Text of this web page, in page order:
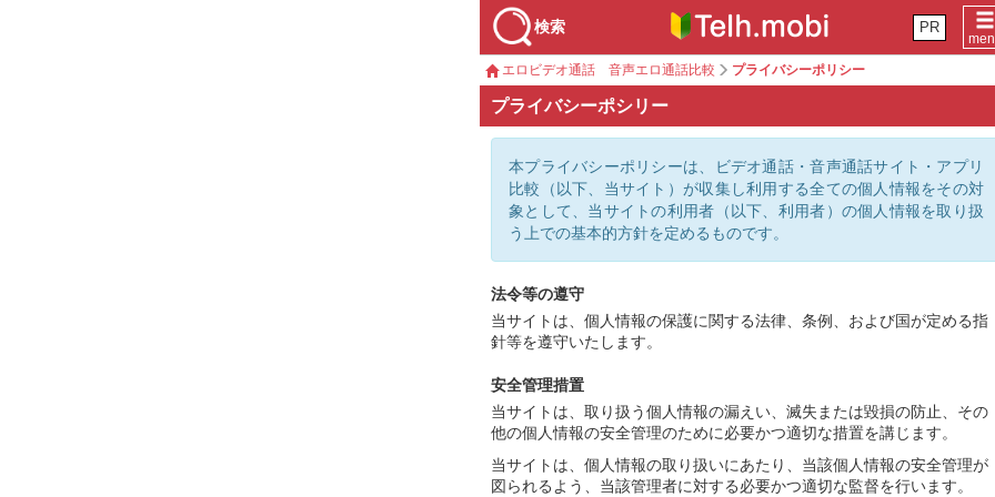
検索 PR
エロビデオ通話 音声エロ通話比較 プライバシーポリシー
プライバシーポシリー
本プライバシーポリシーは、ビデオ通話・音声通話サイト・アプリ
比較（以下、当サイト）が収集し利用する全ての個人情報をその対
象として、当サイトの利用者（以下、利用者）の個人情報を取り扱
う上での基本的方針を定めるものです。
法令等の遵守
当サイトは、個人情報の保護に関する法律、条例、および国が定める指
針等を遵守いたします。
安全管理措置
当サイトは、取り扱う個人情報の漏えい、滅失または毀損の防止、その
他の個人情報の安全管理のために必要かつ適切な措置を講じます。
当サイトは、個人情報の取り扱いにあたり、当該個人情報の安全管理が
図られるよう、当該管理者に対する必要かつ適切な監督を行います。